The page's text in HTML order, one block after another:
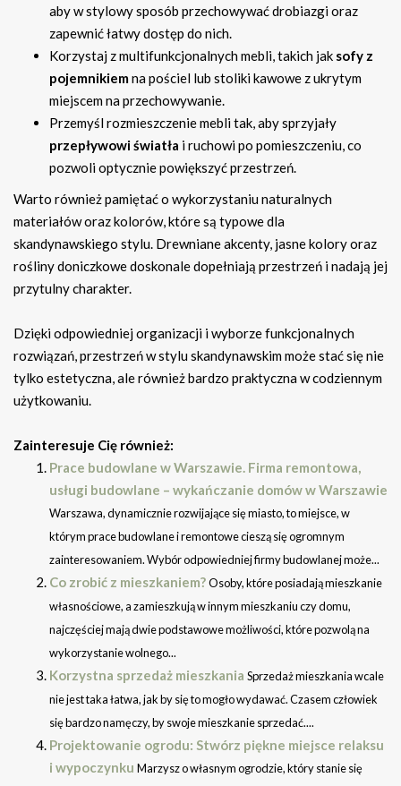
aby w stylowy sposób przechowywać drobiazgi oraz
zapewnić łatwy dostęp do nich.
Korzystaj z multifunkcjonalnych mebli, takich jak sofy z
pojemnikiemna pościel lub stoliki kawowe z ukrytym
miejscem na przechowywanie.
Przemyśl rozmieszczenie mebli tak, aby sprzyjały
przepływowi światła i ruchowi po pomieszczeniu, co
pozwoli optycznie powiększyć przestrzeń.
Warto również pamiętać o wykorzystaniu naturalnych
materiałów oraz kolorów, które są typowe dla
skandynawskiego stylu. Drewniane akcenty, jasne kolory oraz
rośliny doniczkowe doskonale dopełniają przestrzeń i nadają jej
przytulny charakter.
Dzięki odpowiedniej organizacji i wyborze funkcjonalnych
rozwiązań, przestrzeń w stylu skandynawskim może stać się nie
tylko estetyczna, ale również bardzo praktyczna w codziennym
użytkowaniu.
Zainteresuje Cię również:
Prace budowlane w Warszawie. Firma remontowa,
usługi budowlane – wykańczanie domów w Warszawie
Warszawa, dynamicznie rozwijające się miasto, to miejsce, w
którym prace budowlane i remontowe cieszą się ogromnym
zainteresowaniem. Wybór odpowiedniej firmy budowlanej może...
Co zrobić z mieszkaniem?Osoby, które posiadają mieszkanie
własnościowe, a zamieszkują w innym mieszkaniu czy domu,
najczęściej mają dwie podstawowe możliwości, które pozwolą na
wykorzystanie wolnego...
Korzystna sprzedaż mieszkania Sprzedaż mieszkania wcale
nie jest taka łatwa, jak by się to mogło wydawać. Czasem człowiek
się bardzo namęczy, by swoje mieszkanie sprzedać....
Projektowanie ogrodu: Stwórz piękne miejsce relaksu
i wypoczynku Marzysz o własnym ogrodzie, który stanie się